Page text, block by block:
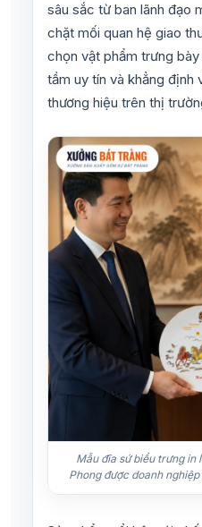
sâu sắc từ ban lãnh đạo
chặt mối quan hệ giao
chọn vật phẩm trưng
tầm uy tín và khẳng định
thương hiệu trên thị
Mẫu đĩa sứ biểu trưng in
Phong được doanh